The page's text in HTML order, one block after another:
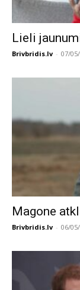
Lieli
Brivbridis.lv - 07/
Magone
Brivbridis.lv - 06/